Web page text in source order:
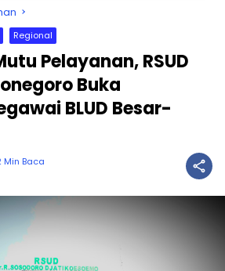
Regional
Pelayanan, RSUD
Buka
BLUD Besar-
Min Baca